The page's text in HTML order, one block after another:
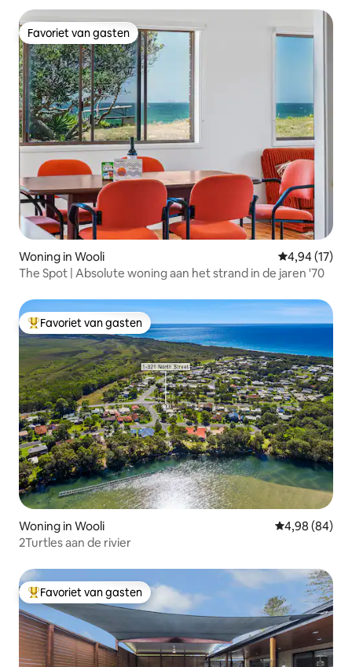
Favoriet van gasten
Favoriet van gasten
Woning in Wooli Gemiddelde
4,94 (17)
The Spot | Absolute woning aan het strand in de jaren '70
Topfavoriet van gasten
Favoriet van gasten
Woning in Wooli Gemiddelde
4,98 (84)
2Turtles aan de rivier
Topfavoriet van gasten
Favoriet van gasten